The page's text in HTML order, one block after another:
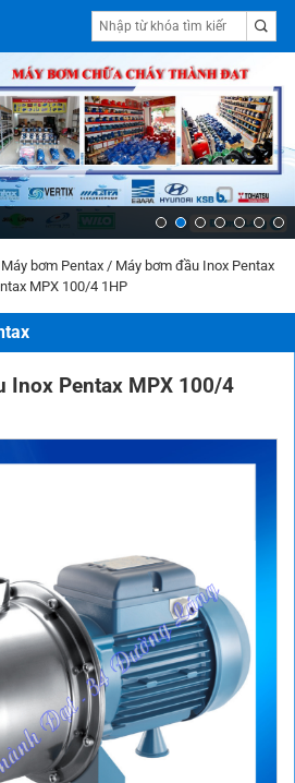
Máy bơm Pentax / Máy bơm đầu Inox Pentax
MPX 100/4 1HP
Inox Pentax MPX 100/4